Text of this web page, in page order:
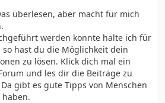
überlesen, aber macht für mich
werden konnte halte ich für
hast du die Möglichkeit dein
zu lösen. Klick dich mal ein
und les dir die Beiträge zu
gibt es gute Tipps von Menschen
haben.